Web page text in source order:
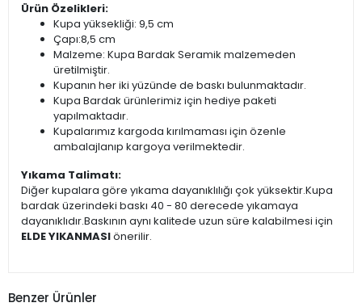
Ürün Özelikleri:
Kupa yüksekliği: 9,5 cm
Çapı:8,5 cm
Malzeme: Kupa Bardak Seramik malzemeden
üretilmiştir.
Kupanın her iki yüzünde de baskı bulunmaktadır.
Kupa Bardak ürünlerimiz için hediye paketi
yapılmaktadır.
Kupalarımız kargoda kırılmaması için özenle
ambalajlanıp kargoya verilmektedir.
Yıkama Talimatı:
Diğer kupalara göre yıkama dayanıklılığı çok yüksektir.Kupa
bardak üzerindeki baskı 40 - 80 derecede yıkamaya
dayanıklıdır.Baskının aynı kalitede uzun süre kalabilmesi için
ELDE YIKANMASIönerilir.
Benzer Ürünler